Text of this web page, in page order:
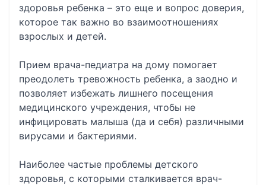
здоровья ребенка – это еще и вопрос доверия,
которое так важно во взаимоотношениях
взрослых и детей.
Прием врача-педиатра на дому помогает
преодолеть тревожность ребенка, а заодно и
позволяет избежать лишнего посещения
медицинского учреждения, чтобы не
инфицировать малыша (да и себя) различными
вирусами и бактериями.
Наиболее частые проблемы детского
здоровья, с которыми сталкивается врач-